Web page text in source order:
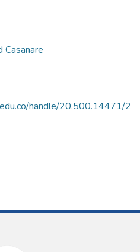
Casanare
handle/20.500.14471/2